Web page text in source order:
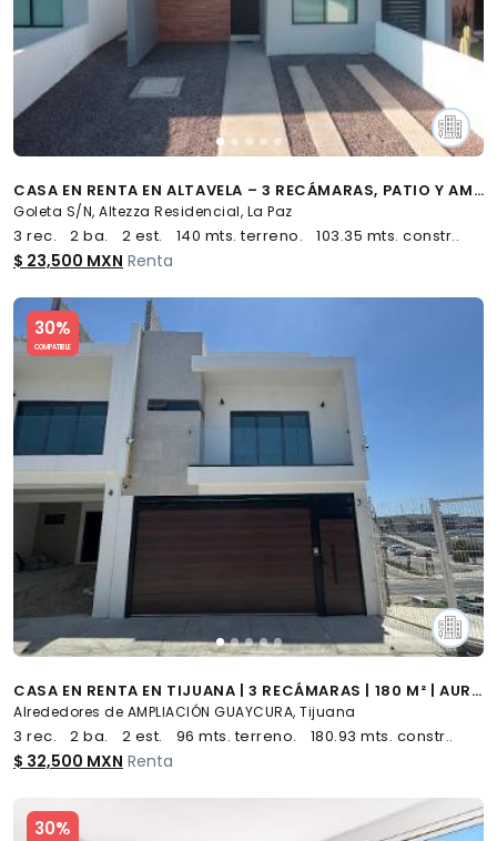
CASA EN RENTA EN ALTAVELA – 3 RECÁMARAS, PATIO Y AMPLIO ESTACIONAMIENTO - (34)
Goleta S/N, Altezza Residencial, La Paz
3 rec. 2 ba. 2 est. 140 mts. terreno. 103.35 mts. constr..
$ 23,500 MXN Renta
30%
COMPATIBLE
Slide 1 of 5
CASA EN RENTA EN TIJUANA | 3 RECÁMARAS | 180 M² | AUREO RESIDENCIAL
Alrededores de AMPLIACIÓN GUAYCURA, Tijuana
3 rec. 2 ba. 2 est. 96 mts. terreno. 180.93 mts. constr..
$ 32,500 MXN Renta
30%
Slide 1 of 5